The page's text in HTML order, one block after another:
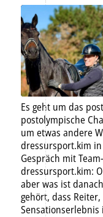
Es geht um das
postolympische
um etwas andere
dressursport.kim
Gespräch mit
dressursport.kim:
aber was ist
gehört, dass